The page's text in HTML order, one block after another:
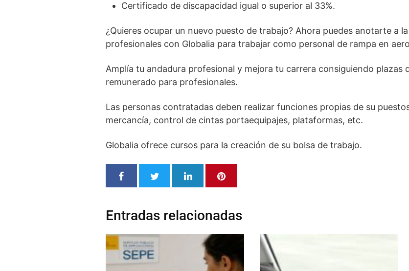
Certificado de discapacidad igual o superior al 33%.
¿Quieres ocupar un nuevo puesto de trabajo? Ahora puedes anotarte a
profesionales con Globalia para trabajar como personal de rampa en
Amplía tu andadura profesional y mejora tu carrera consiguiendo plazas
remunerado para profesionales.
Las personas contratadas deben realizar funciones propias de su
mercancía, control de cintas portaequipajes, plataformas, etc.
Globalia ofrece cursos para la creación de su bolsa de trabajo.
Entradas relacionadas